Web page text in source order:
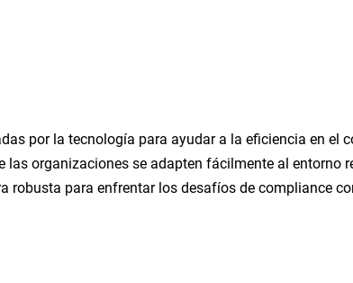
por la tecnología para ayudar a la eficiencia en el
las organizaciones se adapten fácilmente al
robusta para enfrentar los desafíos de compliance